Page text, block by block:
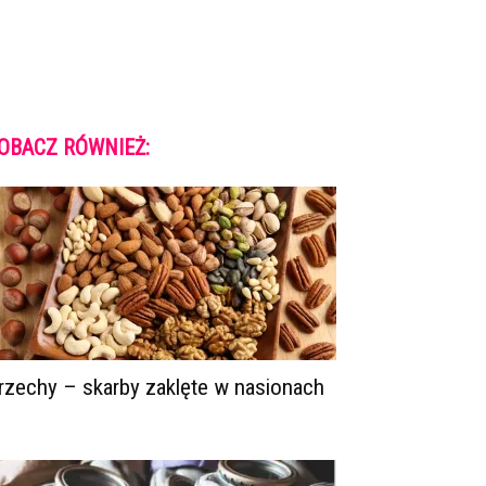
RÓWNIEŻ:
– skarby zaklęte w nasionach